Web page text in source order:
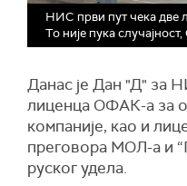
НИС први пут чека две
То није пука
Данас је Дан "Д" за
лиценца ОФАК-а за
компаније, као и
преговора МОЛ-а и
руског удела.